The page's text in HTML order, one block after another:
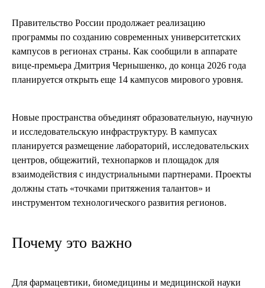
Правительство России продолжает реализацию
программы по созданию современных университетских
кампусов в регионах страны. Как сообщили в аппарате
вице-премьера Дмитрия Чернышенко, до конца 2026 года
планируется открыть еще 14 кампусов мирового уровня.
Новые пространства объединят образовательную, научную
и исследовательскую инфраструктуру. В кампусах
планируется размещение лабораторий, исследовательских
центров, общежитий, технопарков и площадок для
взаимодействия с индустриальными партнерами. Проекты
должны стать «точками притяжения талантов» и
инструментом технологического развития регионов.
Почему это важно
Для фармацевтики, биомедицины и медицинской науки